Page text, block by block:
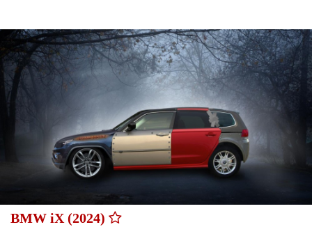
BMW iX (2024)